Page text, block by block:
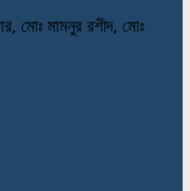
মোঃ মামনুর রশীদ, মোঃ